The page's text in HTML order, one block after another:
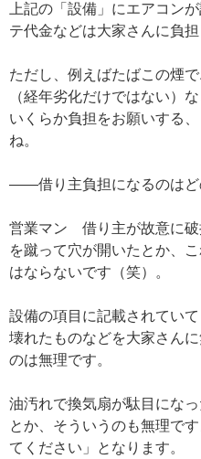
上記の「設備」にエアコン
テ代金などは大家さんに負
ただし、例えばたばこの煙
（経年劣化だけではない）
いくらか負担をお願いする
ね。
——借り主負担になるのはど
営業マン 借り主が故意に破
を蹴って穴が開いたとか、
はならないです（笑）。
設備の項目に記載されてい
壊れたものなどを大家さん
のは無理です。
油汚れで換気扇が駄目にな
とか、そういうのも無理で
てください」となります。